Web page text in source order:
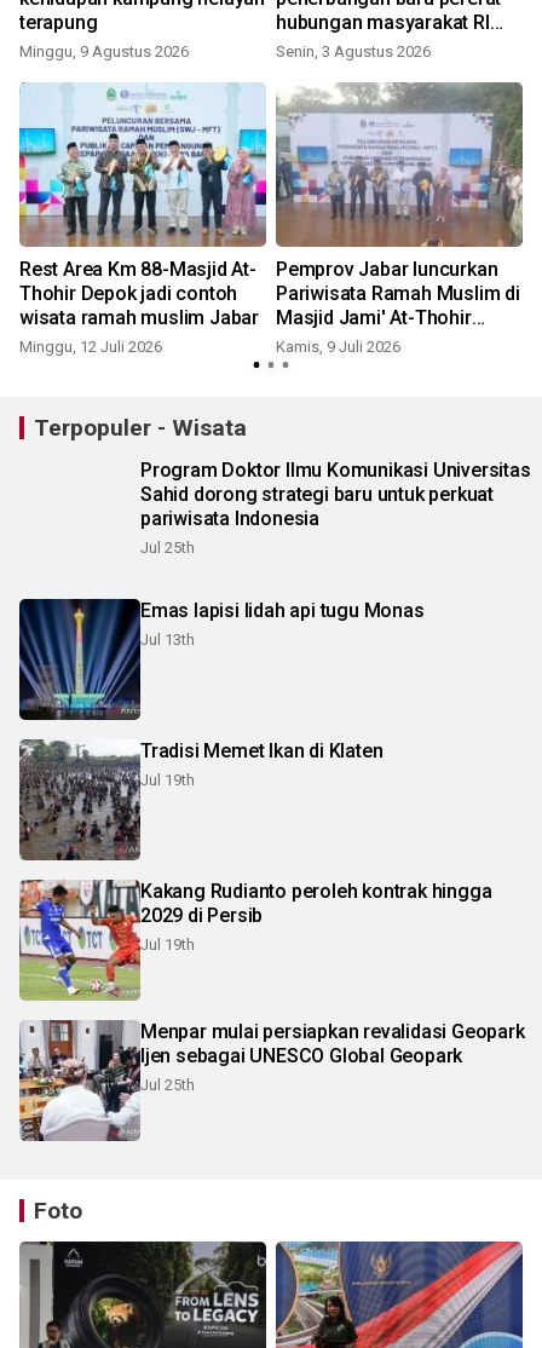
terapung
Minggu, 9 Agustus 2026
hubungan masyarakat RI
dan Thailand
Senin, 3 Agustus 2026
Rest Area Km 88-Masjid At-
Thohir Depok jadi contoh
wisata ramah muslim Jabar
Minggu, 12 Juli 2026
Pemprov Jabar luncurkan
Pariwisata Ramah Muslim di
Masjid Jami' At-Thohir
Tapos Depok
Kamis, 9 Juli 2026
Terpopuler - Wisata
Program Doktor Ilmu Komunikasi Universitas
Sahid dorong strategi baru untuk perkuat
pariwisata Indonesia
Jul 25th
Emas lapisi lidah api tugu Monas
Jul 13th
Tradisi Memet Ikan di Klaten
Jul 19th
Kakang Rudianto peroleh kontrak hingga
2029 di Persib
Jul 19th
Menpar mulai persiapkan revalidasi Geopark
Ijen sebagai UNESCO Global Geopark
Jul 25th
Foto